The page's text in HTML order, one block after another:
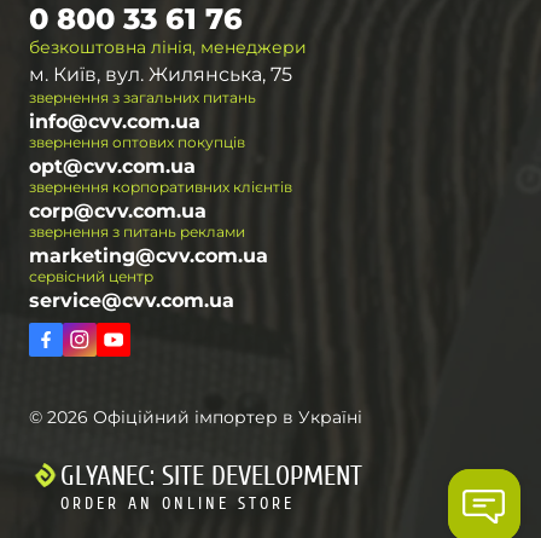
безкоштовна лінія, менеджери
0 800 33 61 76
м. Київ, вул. Жилянська, 75
звернення з загальних питань
info@cvv.com.ua
звернення оптових покупців
opt@cvv.com.ua
звернення корпоративних клієнтів
corp@cvv.com.ua
звернення з питань реклами
marketing@cvv.com.ua
сервісний центр
service@cvv.com.ua
© 2026 Офіційний імпортер в Україні
GLYANEC: SITE DEVELOPMENT
ORDER AN ONLINE STORE